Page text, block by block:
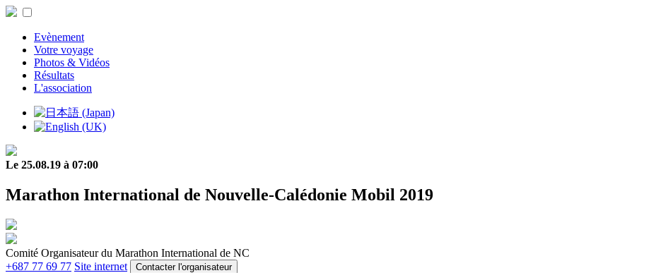
Evènement
Votre voyage
Photos & Vidéos
Résultats
L'association
Le 25.08.19 à 07:00
Marathon International de Nouvelle-Calédonie Mobil 2019
Comité Organisateur du Marathon International de NC
+687 77 69 77 Site internet Contacter l'organisateur